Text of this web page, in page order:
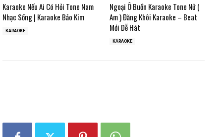
Karaoke Nếu Ai Có Hỏi Tone Nam
Nhạc Sống | Karaoke Bảo Kim
KARAOKE
Ngoại Ô Buồn Karaoke Tone Nữ (
Am ) Đăng Khôi Karaoke – Beat
Mới Dễ Hát
KARAOKE